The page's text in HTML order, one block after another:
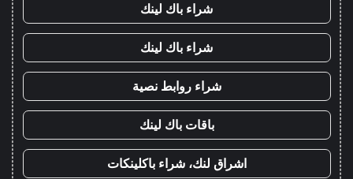
شراء باك لينك
شراء باك لينك
شراء روابط نصية
باقات باك لينك
اشراق لنك، شراء باكلينكات